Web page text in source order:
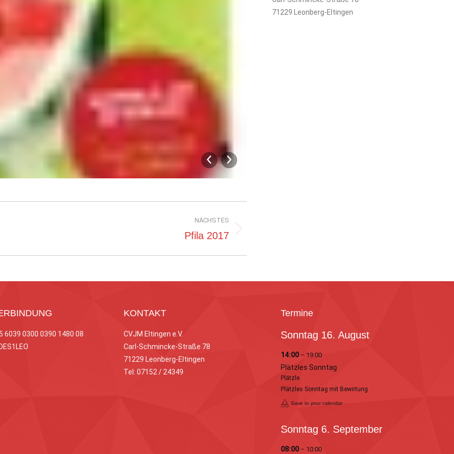
NÄCHSTES
Pfila 2017
71229 Leonberg-Eltingen
6039 0300 0390 1480 08
KONTAKT
CVJM Eltingen e.V.
Carl-Schmincke-Straße 78
71229 Leonberg-Eltingen
Tel: 07152 / 24349
Termine
Sonntag 16. August
14:00 – 19:00
Plätzles Sonntag
Plätzle
Plätzles Sonntag mit Bewirtung
Save to your calendar
Sonntag 6. September
08:00 – 10:00